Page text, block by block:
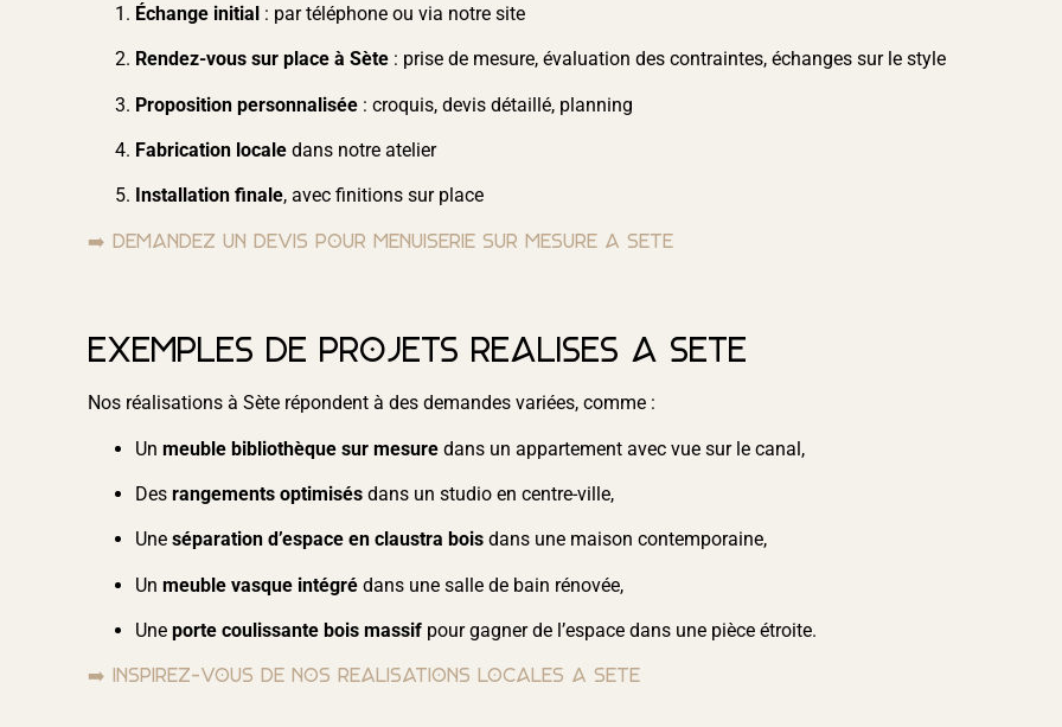
Échange initial : par téléphone ou via notre site
Rendez-vous sur place à Sète : prise de mesure, évaluation des contraintes, échanges sur le style
Proposition personnalisée : croquis, devis détaillé, planning
Fabrication locale dans notre atelier
Installation finale, avec finitions sur place
➡️ Demandez un devis pour menuiserie sur mesure à Sète
Exemples de projets réalisés à Sète
Nos réalisations à Sète répondent à des demandes variées, comme :
Un meuble bibliothèque sur mesure dans un appartement avec vue sur le canal,
Des rangements optimisés dans un studio en centre-ville,
Une séparation d’espace en claustra bois dans une maison contemporaine,
Un meuble vasque intégré dans une salle de bain rénovée,
Une porte coulissante bois massif pour gagner de l’espace dans une pièce étroite.
➡️ Inspirez-vous de nos réalisations locales à Sète